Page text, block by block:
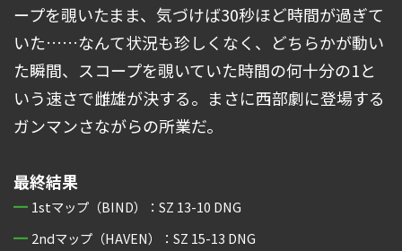
ープを覗いたまま、気づけば30秒ほど時間が過ぎて
いた……なんて状況も珍しくなく、どちらかが動い
た瞬間、スコープを覗いていた時間の何十分の1と
いう速さで雌雄が決する。まさに西部劇に登場する
ガンマンさながらの所業だ。
最終結果
1stマップ（BIND）：SZ 13-10 DNG
2ndマップ（HAVEN）：SZ 15-13 DNG